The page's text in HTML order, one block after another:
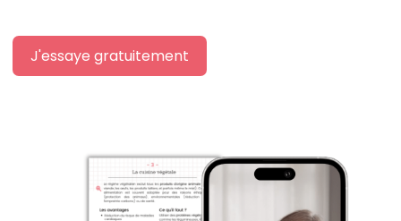
J'essaye gratuitement